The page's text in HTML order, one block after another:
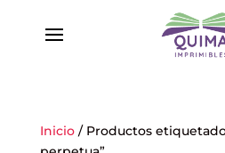
Inicio/ Productos